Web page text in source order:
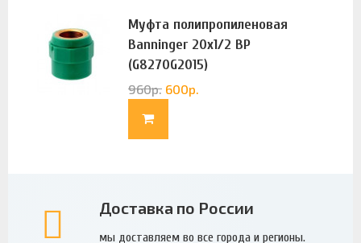
Муфта полипропиленовая
Banninger 20х1/2 ВР
(G8270G2015)
960р. 600р.
Доставка по России
мы доставляем во все города и регионы.